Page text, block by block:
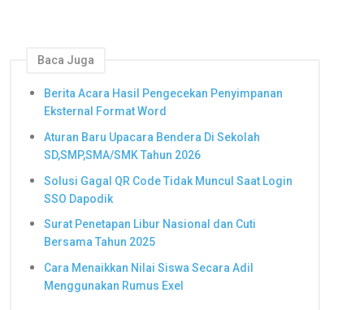
Baca Juga
Berita Acara Hasil Pengecekan Penyimpanan
Eksternal Format Word
Aturan Baru Upacara Bendera Di Sekolah
SD,SMP,SMA/SMK Tahun 2026
Solusi Gagal QR Code Tidak Muncul Saat Login
SSO Dapodik
Surat Penetapan Libur Nasional dan Cuti
Bersama Tahun 2025
Cara Menaikkan Nilai Siswa Secara Adil
Menggunakan Rumus Exel